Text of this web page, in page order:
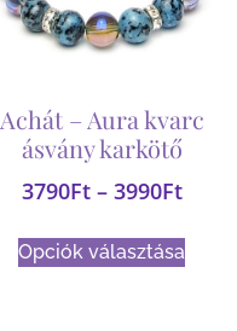
Achát – Aura kvarc
ásvány karkötő
3790Ft – 3990Ft
Opciók választása